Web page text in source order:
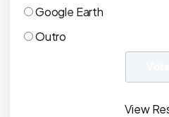
Google Earth
Outro
View